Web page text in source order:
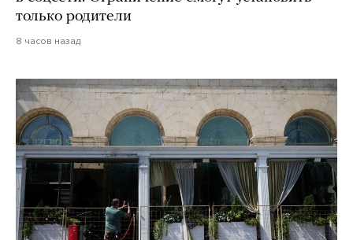
только родители
8 часов назад